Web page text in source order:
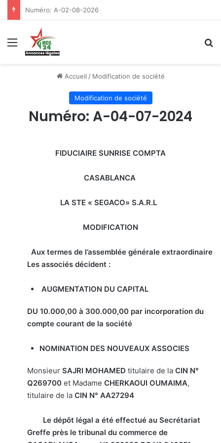
Numéro: A-02-08-2026
Menu
Accueil / Modification de société
Modification de société
Numéro: A-04-07-2024
FIDUCIAIRE SUNRISE COMPTA
CASABLANCA
LA STE « SEGACO» S.A.R.L
MODIFICATION
Aux termes de l’assemblée générale extraordinaire
Les associés décident :
AUGMENTATION DU CAPITAL
DU 10.000,00 à 300.000,00 par incorporation du
compte courant de la société
NOMINATION DES NOUVEAUX ASSOCIES
Monsieur SAJRI MOHAMED titulaire de la CIN N°
Q269700 et Madame CHERKAOUI OUMAIMA,
titulaire de la CIN N° AA27294
Le dépôt légal a été effectué au Secrétariat
Greffe près le tribunal du commerce de